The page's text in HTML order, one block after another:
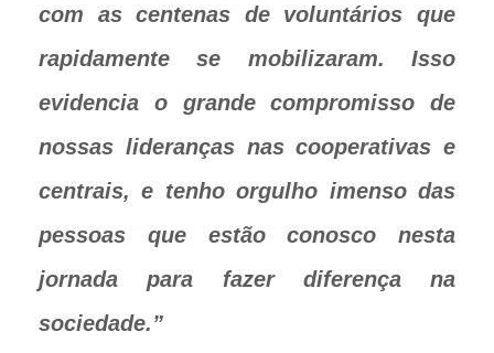
com as centenas de voluntários que
rapidamente se mobilizaram. Isso
evidencia o grande compromisso de
nossas lideranças nas cooperativas e
centrais, e tenho orgulho imenso das
pessoas que estão conosco nesta
jornada para fazer diferença na
sociedade.”